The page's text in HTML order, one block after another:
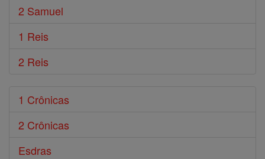
2 Samuel
1 Reis
2 Reis
1 Crônicas
2 Crônicas
Esdras